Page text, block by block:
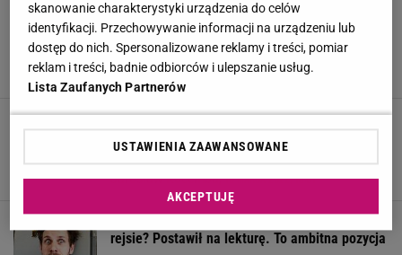
"Przez Atlantyk". Antek Królikowski cierpiał na
jachcie. Mówił o żonie i dziecku. "Umieram z
tęsknoty"
Jarosław Kocemba,17 MARCA 2022, 12:27
Maja Hirsch zdradziła, co Antek Królikowski
mówił o Opoździe. "On aż puchł od tego
wszystkiego"
Jarosław Kocemba,16 MARCA 2022, 13:01
rejsie? Postawił na lekturę. To ambitna pozycja
skanowanie charakterystyki urządzenia do celów
identyfikacji. Przechowywanie informacji na urządzeniu lub
dostęp do nich. Spersonalizowane reklamy i treści, pomiar
reklam i treści, badnie odbiorców i ulepszanie usług.
Lista Zaufanych Partnerów
USTAWIENIA ZAAWANSOWANE
AKCEPTUJĘ